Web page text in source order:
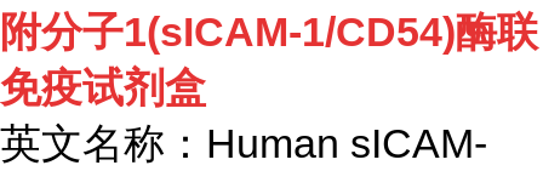
附分子1(sICAM-1/CD54)酶联
免疫试剂盒
英文名称： Human sICAM-